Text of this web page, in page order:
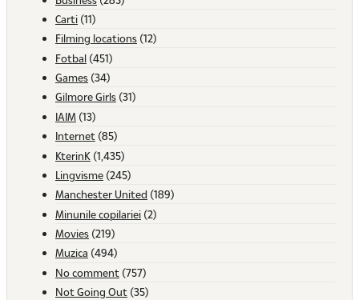
Carti (11)
Filming locations (12)
Fotbal (451)
Games (34)
Gilmore Girls (31)
IAIM (13)
Internet (85)
KterinK (1,435)
Lingvisme (245)
Manchester United (189)
Minunile copilariei (2)
Movies (219)
Muzica (494)
No comment (757)
Not Going Out (35)